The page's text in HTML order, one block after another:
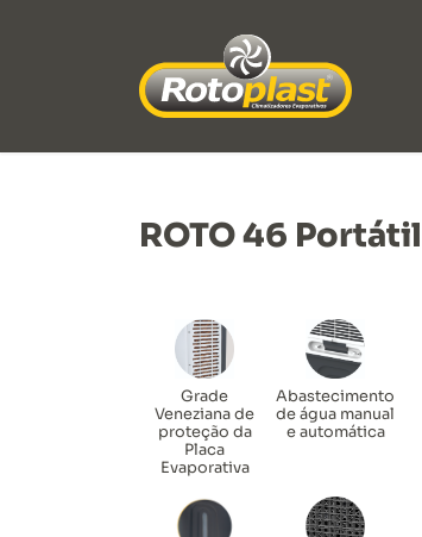
ROTO 46 Portátil
Grade
Veneziana de
proteção da
Placa
Evaporativa
Abastecimento
de água manual
e automática